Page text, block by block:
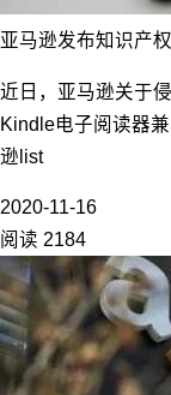
亚马逊发布知识产
近日，亚马逊关于
Kindle电子阅读器
逊list
2020-11-16
阅读 2184